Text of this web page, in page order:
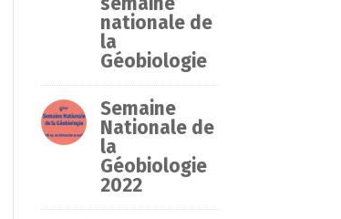
nationale de
la
Géobiologie
Semaine
Nationale de
la
Géobiologie
2022